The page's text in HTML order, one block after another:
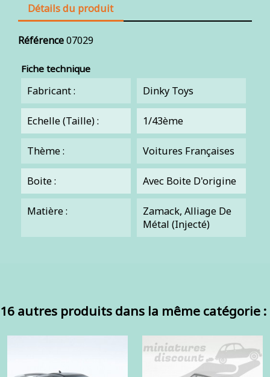
Détails du produit
Référence07029
Fiche technique
Fabricant : Dinky Toys
Echelle (Taille) : 1/43ème
Thème : Voitures Françaises
Boite : Avec Boite D'origine
Matière :
Zamack, Alliage De
Métal (injecté)
16 autres produits dans la même catégorie :